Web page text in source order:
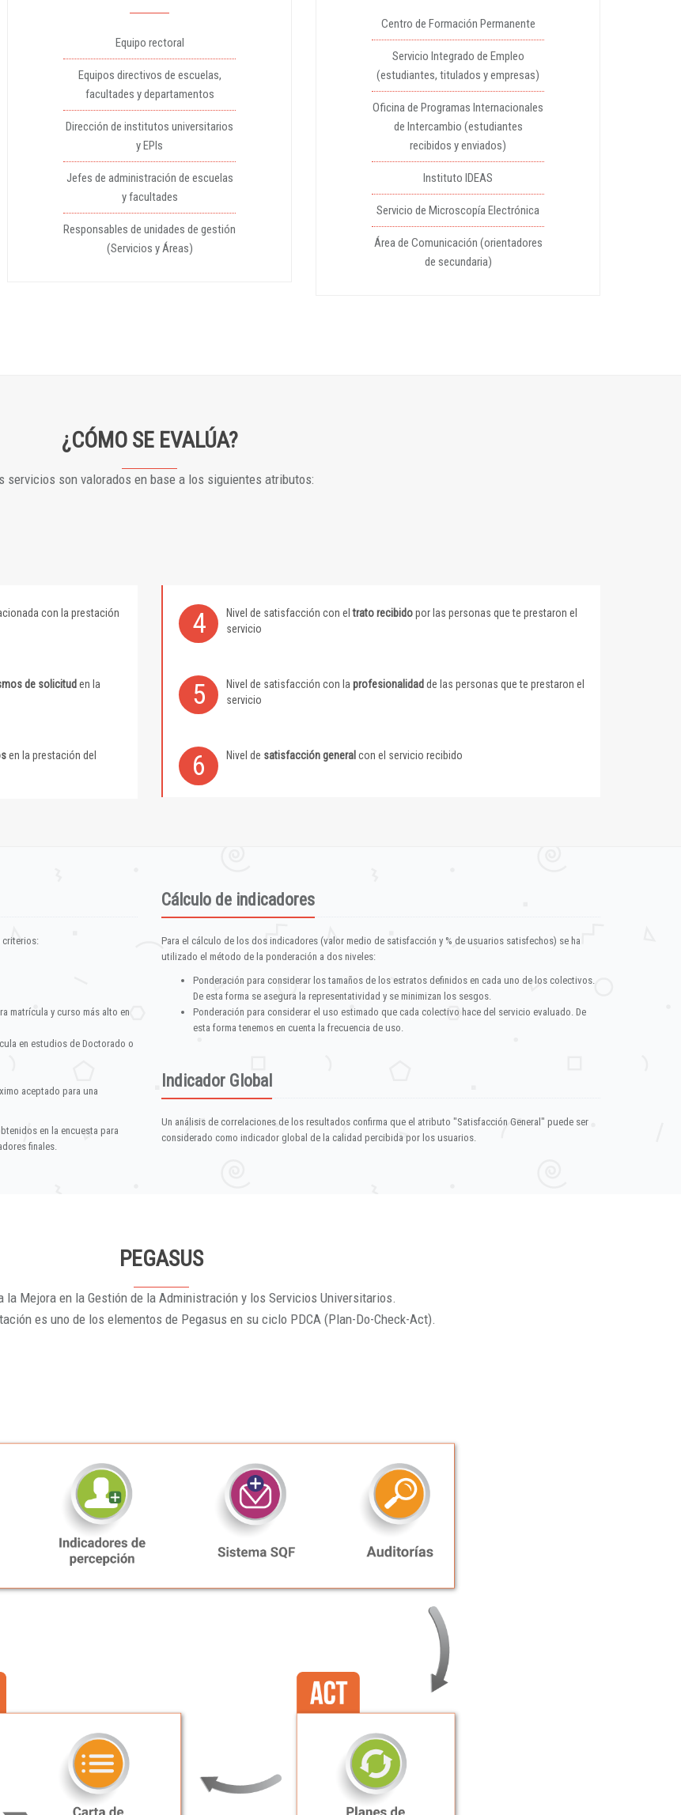
Equipo rectoral
Equipos directivos de escuelas,
facultades y departamentos
Dirección de institutos universitarios
y EPIs
Jefes de administración de escuelas
y facultades
Responsables de unidades de gestión
(Servicios y Áreas)
Centro de Formación Permanente
Servicio Integrado de Empleo
(estudiantes, titulados y empresas)
Oficina de Programas Internacionales
de Intercambio (estudiantes
recibidos y enviados)
Instituto IDEAS
Servicio de Microscopía Electrónica
Área de Comunicación (orientadores
de secundaria)
¿CÓMO SE EVALÚA?
servicios son valorados en base a los siguientes atributos:
con la prestación
4 Nivel de satisfacción con eltrato recibidopor las personas que te prestaron el
servicio
de solicitud en la
5 Nivel de satisfacción con la profesionalidad de las personas que te prestaron el
servicio
en la prestación del
6 Nivel de satisfacción general con el servicio recibido
criterios:
matrícula y curso más alto en
en estudios de Doctorado o
aceptado para una
en la encuesta para
finales.
Cálculo de indicadores
Para el cálculo de los dos indicadores (valor medio de satisfacción y % de usuarios satisfechos) se ha
utilizado el método de la ponderación a dos niveles:
Ponderación para considerar los tamaños de los estratos definidos en cada uno de los colectivos.
De esta forma se asegura la representatividad y se minimizan los sesgos.
Ponderación para considerar el uso estimado que cada colectivo hace del servicio evaluado. De
esta forma tenemos en cuenta la frecuencia de uso.
Indicador Global
Un análisis de correlaciones de los resultados confirma que el atributo "Satisfacción General" puede ser
considerado como indicador global de la calidad percibida por los usuarios.
PEGASUS
la Mejora en la Gestión de la Administración y los Servicios Universitarios.
es uno de los elementos de Pegasus en su ciclo PDCA (Plan-Do-Check-Act).